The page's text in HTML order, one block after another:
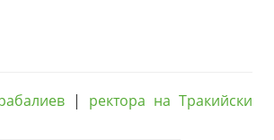
| ректора на Тракийски